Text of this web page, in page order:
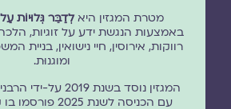
מטרת המגזין היאלְדַבֵּר גְּלוּיוֹת
באמצעות הנגשת ידע על זוגיות, הלכה
רווקות, אירוסין, חיי נישואין, בניית
ומוגנוּת.
המגזין נוסד בשנת 2019